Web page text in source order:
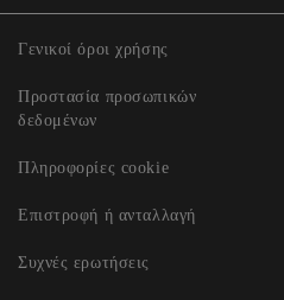
Γενικοί όροι χρήσης
Προστασία προσωπικών
δεδομένων
Πληροφορίες cookie
Επιστροφή ή ανταλλαγή
Συχνές ερωτήσεις